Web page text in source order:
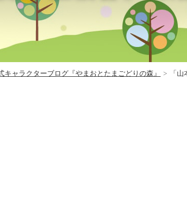
キャラクターブログ『やまおとたまごどりの森』 > 「